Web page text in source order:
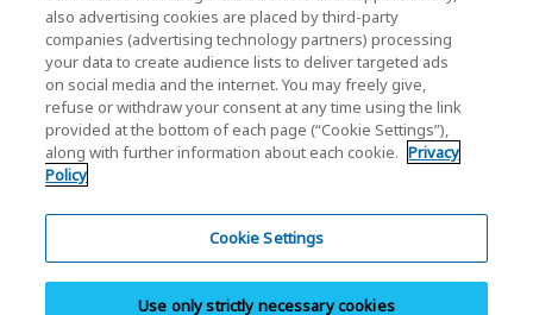
Política de privacidad
Cookie Settings
Términos y condiciones
Marcas comerciales
also advertising cookies are placed by third-party
companies (advertising technology partners) processing
your data to create audience lists to deliver targeted ads
on social media and the internet. You may freely give,
refuse or withdraw your consent at any time using the link
provided at the bottom of each page (“Cookie Settings”),
along with further information about each cookie. Privacy
Policy
Cookie Settings
Use only strictly necessary cookies